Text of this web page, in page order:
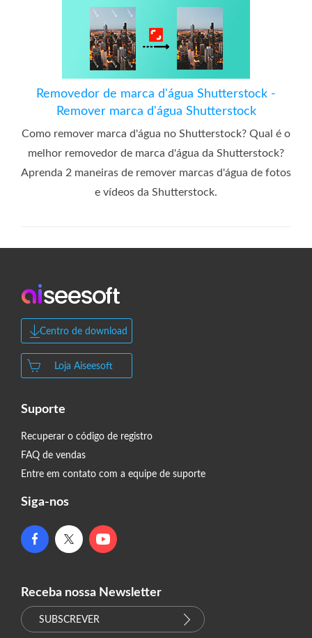
Removedor de marca d'água Shutterstock -
Remover marca d'água Shutterstock
Como remover marca d'água no Shutterstock? Qual é o
melhor removedor de marca d'água da Shutterstock?
Aprenda 2 maneiras de remover marcas d'água de fotos
e vídeos da Shutterstock.
Centro de download
Loja Aiseesoft
Suporte
Recuperar o código de registro
FAQ de vendas
Entre em contato com a equipe de suporte
Siga-nos
Receba nossa Newsletter
SUBSCREVER